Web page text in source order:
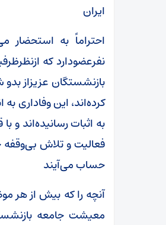
ایران
نفرعضودارد که
بازنشستگان عزیزاز
به اثبات رسانیده‌اند
فعالیت و تلاش بی‌وقفه
حساب می‌آیند
آنچه را که بیش از هر
معیشت جامعه